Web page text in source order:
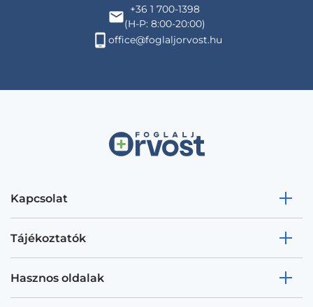
+36 1 700-1398
(H-P: 8:00-20:00)
office@foglaljorvost.hu
Kapcsolat
Tájékoztatók
Hasznos oldalak